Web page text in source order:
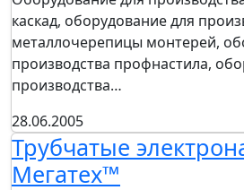
каскад, оборудование для
металлочерепицы монтерей,
производства профнастила,
производства…
28.06.2005
Трубчатые
Мегатех™